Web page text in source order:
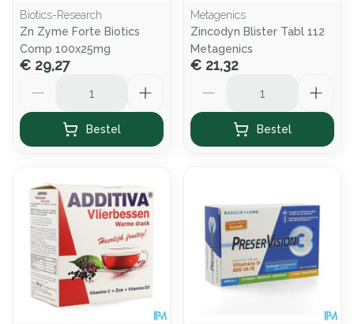
Biotics-Research
Zn Zyme Forte Biotics
Comp 100x25mg
€ 29,27
Bestel
Metagenics
Zincodyn Blister Tabl 112
Metagenics
€ 21,32
Bestel